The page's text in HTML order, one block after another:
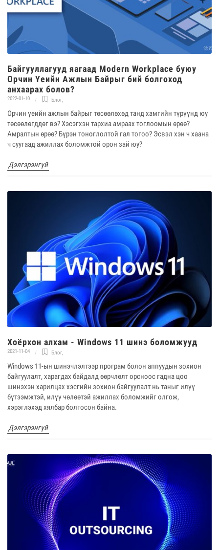
Байгууллагууд яагаад Modern Workplace буюу
Орчин Үеийн Ажлын Байрыг бий болгоход
анхаарах болов?
2022-01-10 Блог
Орчин үеийн ажлын байрыг төсөөлөхөд танд хамгийн түрүүнд юу
төсөөлөгддөг вэ? Хэсэгхэн тархиа амраах тоглоомын өрөө?
Амралтын өрөө? Бүрэн тоноглолтой гал тогоо? Эсвэл хэн ч хаана
ч суугаад ажиллах боломжтой орон зай юу?
Дэлгэрэнгүй
Хоёрхон алхам - Windows 11 шинэ боломжууд
2021-11-04 Блог,
Windows 11-ын шинэчлэлтээр програм болон аппуудын зохион
байгуулалт, харагдах байдалд өөрчлөлт орсноос гадна цоо
шинэхэн харилцах хэсгийн зохион байгуулалт нь таныг илүү
бүтээмжтэй, илүү чөлөөтэй ажиллах боломжийг олгож,
хэрэглэхэд хялбар болгосон байна.
Дэлгэрэнгүй